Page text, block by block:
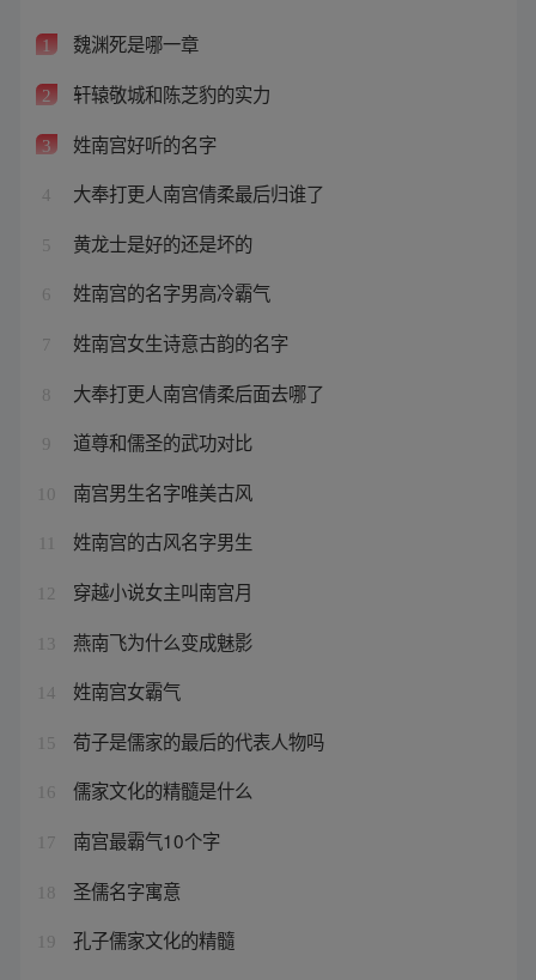
1 魏渊死是哪一章
2 轩辕敬城和陈芝豹的实力
3 姓南宫好听的名字
4 大奉打更人南宫倩柔最后归谁了
5 黄龙士是好的还是坏的
6 姓南宫的名字男高冷霸气
7 姓南宫女生诗意古韵的名字
8 大奉打更人南宫倩柔后面去哪了
9 道尊和儒圣的武功对比
10 南宫男生名字唯美古风
姓南宫的古风名字男生
12 穿越小说女主叫南宫月
13 燕南飞为什么变成魅影
14 姓南宫女霸气
15 荀子是儒家的最后的代表人物吗
16 儒家文化的精髓是什么
17 南宫最霸气10个字
18 圣儒名字寓意
19 孔子儒家文化的精髓